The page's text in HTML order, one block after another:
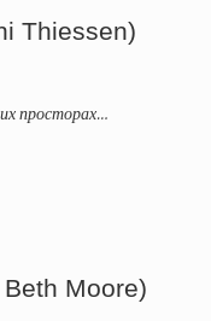
Thiessen)
просторах…
Moore)